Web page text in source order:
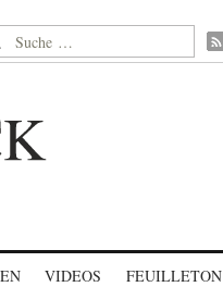
nach:
VIDEOS FEUILLETON